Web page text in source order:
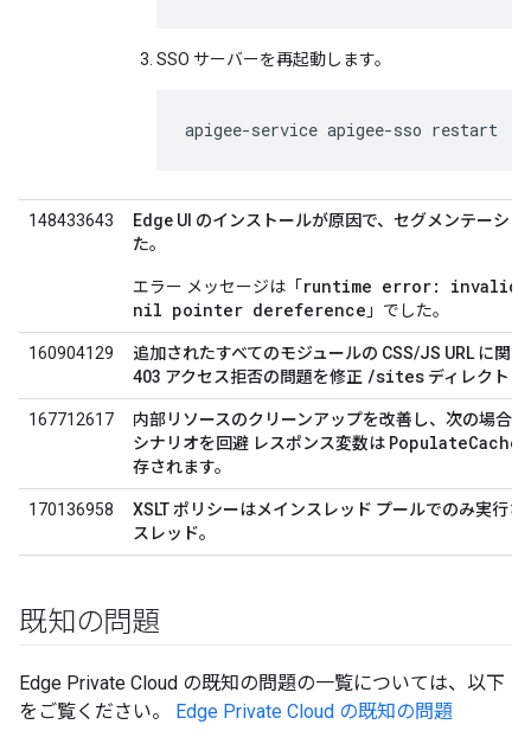
SSO サーバーを再起動します。
apigee-service apigee-sso restart
148433643
Edge UI のインストールが原因で、セグメンテーシ
た。
エラー メッセージは「 runtime error: invalid
nil pointer dereference 」でした。
160904129
追加されたすべてのモジュールの CSS/JS URL に関
403 アクセス拒否の問題を修正 /sites ディレクト
167712617
内部リソースのクリーンアップを改善し、次の場合
シナリオを回避 レスポンス変数は PopulateCache
存されます。
170136958
XSLT ポリシーはメインスレッド プールでのみ実行
スレッド。
既知の問題
Edge Private Cloud の既知の問題の一覧については、以下
をご覧ください。 Edge Private Cloud の既知の問題